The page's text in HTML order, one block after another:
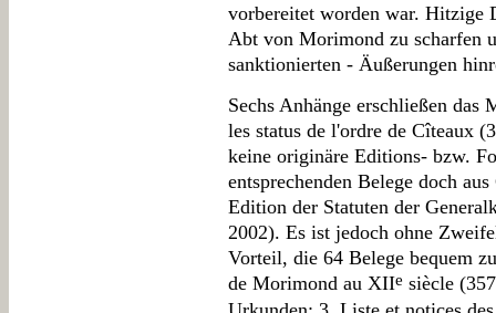
vorbereitet worden war. Hitzige
Abt von Morimond zu scharfen
sanktionierten - Äußerungen
Sechs Anhänge erschließen
les status de l'ordre de Cîteaux
keine originäre Editions- bzw.
entsprechenden Belege doch
Edition der Statuten der
2002). Es ist jedoch ohne
Vorteil, die 64 Belege bequem
de Morimond au XIIe siècle